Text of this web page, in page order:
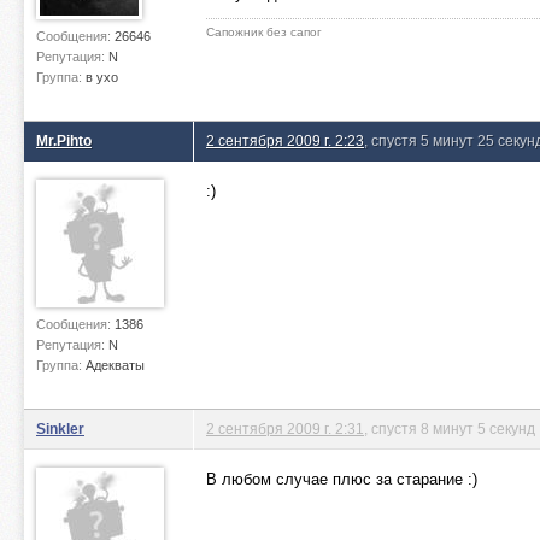
Сообщения: 26646
Репутация: N
Группа: в ухо
Сапожник без сапог
Mr.Pihto
Сообщения: 1386
Репутация: N
Группа: Адекваты
2 сентября 2009 г. 2:23 , спустя 5 минут 25
:)
Sinkler 2 сентября 2009 г. 2:31 , спустя 8 минут 5 секунд
В любом случае плюс за старание :)